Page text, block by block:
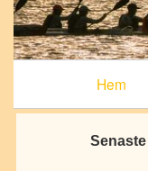
Navigation
Hem